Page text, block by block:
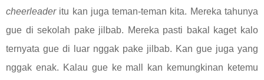
cheerleaderitu kan juga teman-teman kita. Mereka tahunya
gue di sekolah pake jilbab. Mereka pasti bakal kaget kalo
ternyata gue di luar nggak pake jilbab. Kan gue juga yang
nggak enak. Kalau gue ke mall kan kemungkinan ketemu